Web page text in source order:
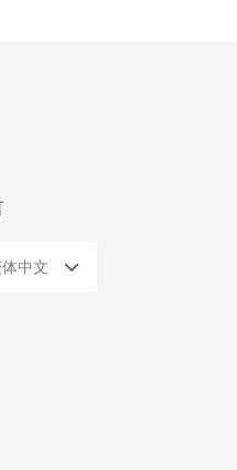
中文